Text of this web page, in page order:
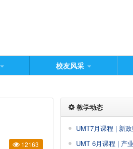
校友风采
12163
教学动态
UMT7月课程 | 新政财
UMT 6月课程 | 产业变革新趋势下创